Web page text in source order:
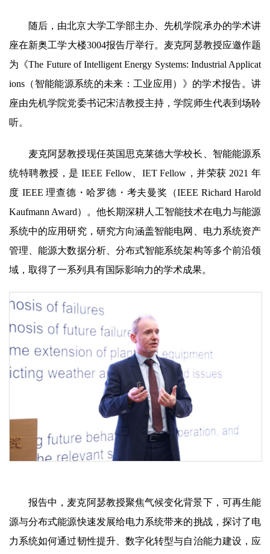
随后，由北京大学工学部主办、先机学院承办的学术讲
座在新奥工学大楼3004报告厅举行。麦克阿瑟教授应邀作题
为《The Future of Intelligent Energy Systems: Industrial Applicat
ions（智能能源系统的未来：工业应用）》的学术报告。讲
座由先机学院党委书记宋洁教授主持，学院师生代表到场聆
听。
麦克阿瑟教授现任英国思克莱德大学校长、智能能源系
统特聘教授，是 IEEE Fellow、IET Fellow，并荣获 2021 年
度 IEEE 理查德・哈罗德・考夫曼奖（IEEE Richard Harold
Kaufmann Award）。他长期深耕人工智能技术在电力与能源
系统中的应用研究，研究方向涵盖智能电网、电力系统资产
管理、能源大数据分析、分布式智能系统架构等多个前沿领
域，取得了一系列具有国际影响力的学术成果。
报告中，麦克阿瑟教授聚焦气候变化背景下，可再生能
源与分布式能源快速发展给电力系统带来的挑战，探讨了电
力系统如何通过韧性提升、数字化转型与自治能力建设，应